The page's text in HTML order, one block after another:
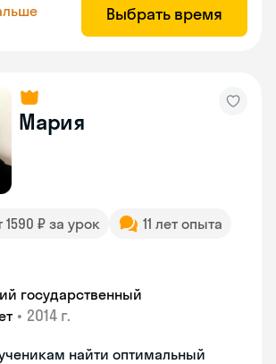
Выбрать время
Мария
1590 ₽ за урок
11 лет опыта
государственный
• 2014 г.
найти оптимальный